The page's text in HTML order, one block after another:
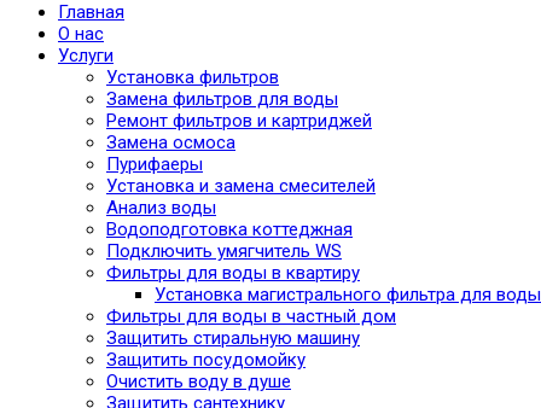
Главная
О нас
Услуги
Установка фильтров
Замена фильтров для воды
Ремонт фильтров и картриджей
Замена осмоса
Пурифаеры
Установка и замена смесителей
Анализ воды
Водоподготовка коттеджная
Подключить умягчитель WS
Фильтры для воды в квартиру
Установка магистрального фильтра для воды
Фильтры для воды в частный дом
Защитить стиральную машину
Защитить посудомойку
Очистить воду в душе
Защитить сантехнику